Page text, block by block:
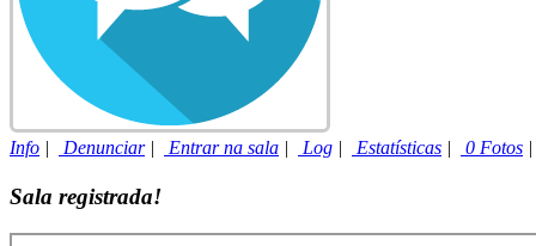
Info | Denunciar| Entrar na sala | Log | Estatísticas | 0 Fotos
Sala registrada!